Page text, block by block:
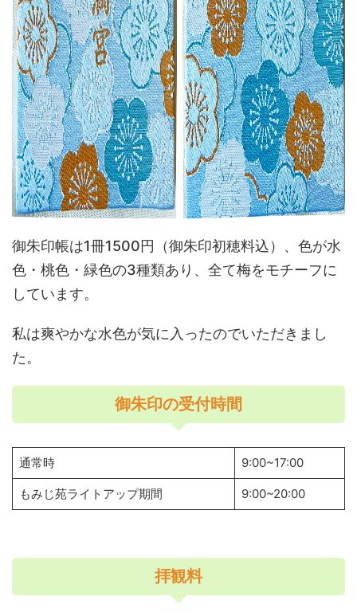
御朱印帳は1冊1500円（御朱印初穂料込）、色が水
色・桃色・緑色の3種類あり、全て梅をモチーフに
しています。
私は爽やかな水色が気に入ったのでいただきまし
た。
御朱印の受付時間
通常時 9:00~17:00
もみじ苑ライトアップ期間 9:00~20:00
拝観料